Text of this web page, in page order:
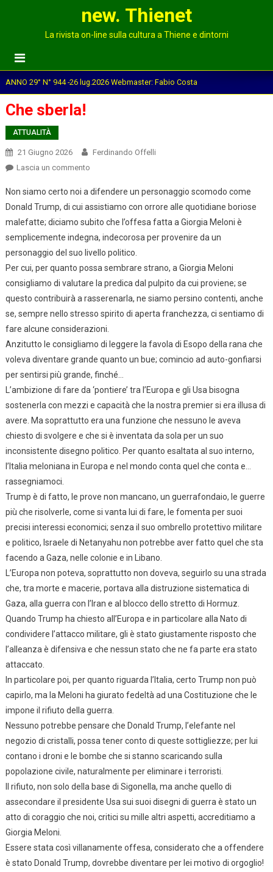
new. Thienet
La rivista on-line sulla cultura a Thiene e dintorni
ANNO 29° N° 944 -26 lug.2026 Webmaster: Fabio Costa
Che sberla!
ATTUALITÀ
21 Giugno 2026
Ferdinando Offelli
Lascia un commentoon
sberla!
Non siamo certo noi a difendere un personaggio scomodo come
Donald Trump, di cui assistiamo con orrore alle quotidiane boriose
malefatte; diciamo subito che l’offesa fatta a Giorgia Meloni è
semplicemente indegna, indecorosa per provenire da un
personaggio del suo livello politico.
Per cui, per quanto possa sembrare strano, a Giorgia Meloni
consigliamo di valutare la predica dal pulpito da cui proviene; se
questo contribuirà a rasserenarla, ne siamo persino contenti, anche
se, sempre nello stresso spirito di aperta franchezza, ci sentiamo di
fare alcune considerazioni.
Anzitutto le consigliamo di leggere la favola di Esopo della rana che
voleva diventare grande quanto un bue; comincio ad auto-gonfiarsi
per sentirsi più grande, finché…
L’ambizione di fare da ‘pontiere’ tra l’Europa e gli Usa bisogna
sostenerla con mezzi e capacità che la nostra premier si era illusa di
avere. Ma soprattutto era una funzione che nessuno le aveva
chiesto di svolgere e che si è inventata da sola per un suo
inconsistente disegno politico. Per quanto esaltata al suo interno,
l’Italia meloniana in Europa e nel mondo conta quel che conta e…
rassegniamoci.
Trump è di fatto, le prove non mancano, un guerrafondaio, le guerre
più che risolverle, come si vanta lui di fare, le fomenta per suoi
precisi interessi economici; senza il suo ombrello protettivo militare
e politico, Israele di Netanyahu non potrebbe aver fatto quel che sta
facendo a Gaza, nelle colonie e in Libano.
L’Europa non poteva, soprattutto non doveva, seguirlo su una strada
che, tra morte e macerie, portava alla distruzione sistematica di
Gaza, alla guerra con l’Iran e al blocco dello stretto di Hormuz.
Quando Trump ha chiesto all’Europa e in particolare alla Nato di
condividere l’attacco militare, gli è stato giustamente risposto che
l’alleanza è difensiva e che nessun stato che ne fa parte era stato
attaccato.
In particolare poi, per quanto riguarda l’Italia, certo Trump non può
capirlo, ma la Meloni ha giurato fedeltà ad una Costituzione che le
impone il rifiuto della guerra.
Nessuno potrebbe pensare che Donald Trump, l’elefante nel
negozio di cristalli, possa tener conto di queste sottigliezze; per lui
contano i droni e le bombe che si stanno scaricando sulla
popolazione civile, naturalmente per eliminare i terroristi.
Il rifiuto, non solo della base di Sigonella, ma anche quello di
assecondare il presidente Usa sui suoi disegni di guerra è stato un
atto di coraggio che noi, critici su mille altri aspetti, accreditiamo a
Giorgia Meloni.
Essere stata così villanamente offesa, considerato che a offendere
è stato Donald Trump, dovrebbe diventare per lei motivo di orgoglio!